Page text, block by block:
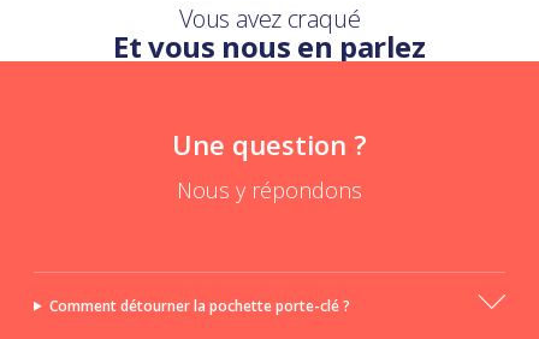
Vous avez craqué
Et vous nous en parlez
Une question ?
Nous y répondons
Comment détourner la pochette porte-clé ?